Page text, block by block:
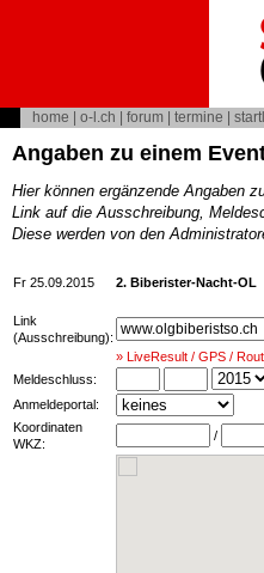
home o-l.ch forum termine
Angaben zu einem
Hier können ergänzende Angaben
Link auf die Ausschreibung,
Diese werden von den
Fr 25.09.2015 2. Biberister-Nacht-OL
Link
(Ausschreibung):
» LiveResult / GPS /
Meldeschluss:
Anmeldeportal:
Koordinaten
WKZ:
/